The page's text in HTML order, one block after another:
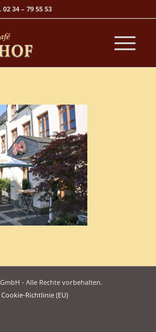
02 34 – 79 55 53
- Alle Rechte vorbehalten.
Cookie-Richtlinie (EU)